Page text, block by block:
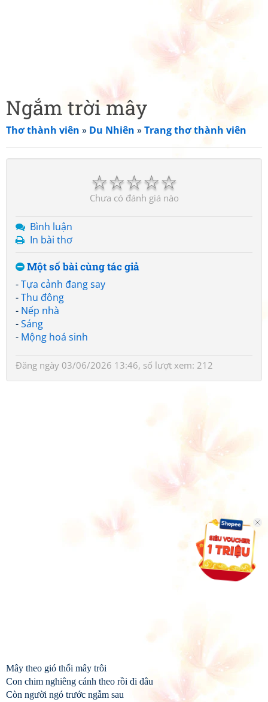
Ngắm trời mây
Thơ thành viên » Du Nhiên »Trang thơ thành viên
☆
☆
☆
☆
☆
Chưa có đánh giá nào
Bình luận
In bài thơ
Một số bài cùng tác giả
-Tựa cảnh đang say
-Thu đông
- Nếp nhà
-Sáng
- Mộng hoá sinh
Đăng ngày 03/06/2026 13:46, số lượt xem: 212
Mây theo gió thổi mây trôi
Con chim nghiêng cánh theo rồi đi đâu
Còn người ngó trước ngẫm sau